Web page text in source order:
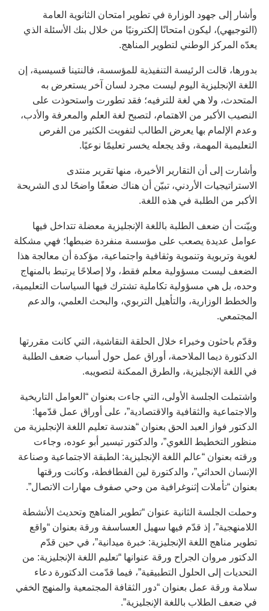
وأشار إلى جهود الوزارة في تطوير امتحان الثانوية العامة
(التوجيهي)، ليكون امتحانًا إلكترونيًا من خلال بنك الأسئلة الذي
يعدّه المركز الوطني لتطوير المناهج.
بدورها، قالت الرئيسة التنفيذية للمؤسسة، فالنتينا قسيسية، إن
اللغة الإنجليزية اليوم ليست مجرد لسان آخر يستعرض به
المتحدث، ولا هي لغة للترفيه؛ فقد تطورت واستحوذت على
النصيب الأكبر من الاهتمام، لتصبح لغة العلم والمعرفة والأدب،
وعدم الإلمام بها يعرض الطالب لتفويت الكثير من الفرص
التعليمية المهمة، وقد يجعله يخسر تعليمًا نوعيًا.
وأشارت إلى أن التقارير الأخيرة، منها تقرير منتدى
الاستراتيجيات الأردني، تبيّن أن هناك ضعفًا واضحًا لدى الشريحة
الأكبر من الطلبة في هذه اللغة.
وبيّنت أن ضعف الطلبة باللغة الإنجليزية معضلة تتداخل فيها
عوامل عديدة يصعب على مؤسسة منفردة ضبطها؛ فهي مشكلة
لغوية وتربوية وتنموية وثقافية واجتماعية، مؤكدة أن معالجة هذا
الضعف ليست مسؤولية معلم فقط، ولا إصلاحًا يرتبط بالمنهاج
وحده، بل هي مسؤولية تكاملية تشترك فيها السياسات التعليمية،
والخطط الوزارية، والتأهيل التربوي، والبحث العلمي، والدعم
المجتمعي.
وقدّم باحثون وخبراء خلال الحلقة النقاشية، التي كانت مقررتها
الدكتورة ديما الملاحمة، أوراق عمل حول أسباب ضعف الطلبة
في اللغة الإنجليزية، والطرق الممكنة لتصويبه.
واشتملت الجلسة الأولى، التي جاءت بعنوان “العوامل التاريخية
والاجتماعية والثقافية والاقتصادية”، على أوراق عمل قدّمها:
الدكتور فواز العبد الحق بعنوان “هندسة تعليم اللغة الإنجليزية من
منظور التخطيط اللغوي”، والدكتور تيسير أبو عوده، وجاءت
ورقته بعنوان “عالم اللغة الإنجليزية: الطبقة الاجتماعية وصناعة
الإنسان الحداثي”، والدكتورة لين الفطافطة، وكانت ورقتها
بعنوان “تأملات إثنوغرافية من وحي صفوف مهارات الاتصال”.
وحملت الجلسة الثانية عنوان “تطوير المناهج وتحديث الأنشطة
اللامنهجية”، إذ قدّم فيها سهيل العساسفة ورقة بعنوان “واقع
تطوير مناهج اللغة الإنجليزية: خبرة ميدانية”، في حين قدّم
الدكتور مروان الجراح ورقة عنوانها “تعليم اللغة الإنجليزية: من
التحديات إلى الحلول التطبيقية”، فيما قدّمت الدكتورة دعاء
سلامة ورقة عمل بعنوان “دور الثقافة المجتمعية والمنهج الخفي
في ضعف الطلاب باللغة الإنجليزية”.